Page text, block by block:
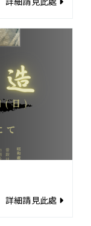
詳細請見此處